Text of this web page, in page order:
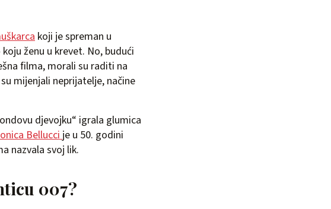
koji je spreman u
ženu u krevet. No, budući
filma, morali su raditi na
mijenjali neprijatelje, načine
djevojku“ igrala glumica
Bellucci je u 50. godini
nazvala svoj lik.
007?